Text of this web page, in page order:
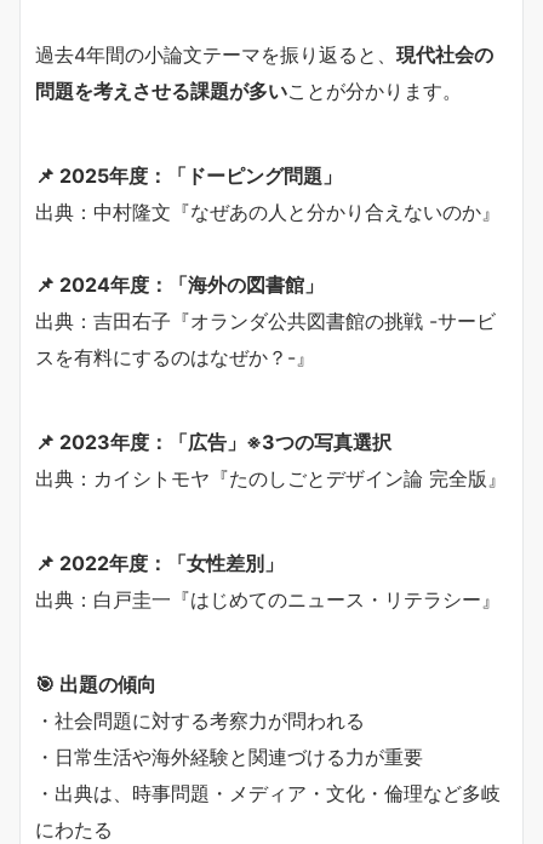
過去4年間の小論文テーマを振り返ると、 現代社会の
問題を考えさせる課題が多いことが分かります。
📌 2025年度：「ドーピング問題」
出典：中村隆文『なぜあの人と分かり合えないのか』
📌 2024年度：「海外の図書館」
出典：吉田右子『オランダ公共図書館の挑戦 -サービ
スを有料にするのはなぜか？-』
📌 2023年度：「広告」※3つの写真選択
出典：カイシトモヤ『たのしごとデザイン論 完全版』
📌 2022年度：「女性差別」
出典：白戸圭一『はじめてのニュース・リテラシー』
🎯 出題の傾向
・社会問題に対する考察力が問われる
・日常生活や海外経験と関連づける力が重要
・出典は、時事問題・メディア・文化・倫理など多岐
にわたる